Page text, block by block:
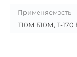
Применяемость
Т10М Б10М, Т-170